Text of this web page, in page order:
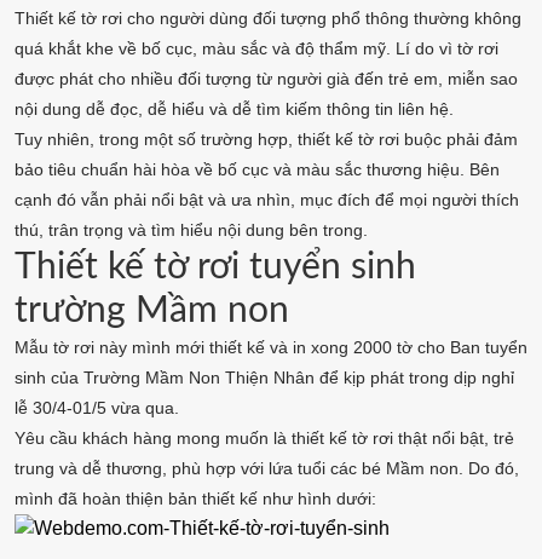
Thiết kế tờ rơi cho người dùng đối tượng phổ thông thường không
quá khắt khe về bố cục, màu sắc và độ thẩm mỹ. Lí do vì tờ rơi
được phát cho nhiều đối tượng từ người già đến trẻ em, miễn sao
nội dung dễ đọc, dễ hiểu và dễ tìm kiếm thông tin liên hệ.
Tuy nhiên, trong một số trường hợp, thiết kế tờ rơi buộc phải đảm
bảo tiêu chuẩn hài hòa về bố cục và màu sắc thương hiệu. Bên
cạnh đó vẫn phải nổi bật và ưa nhìn, mục đích để mọi người thích
thú, trân trọng và tìm hiểu nội dung bên trong.
Thiết kế tờ rơi tuyển sinh
trường Mầm non
Mẫu tờ rơi này mình mới thiết kế và in xong 2000 tờ cho Ban tuyển
sinh của Trường Mầm Non Thiện Nhân để kịp phát trong dịp nghỉ
lễ 30/4-01/5 vừa qua.
Yêu cầu khách hàng mong muốn là thiết kế tờ rơi thật nổi bật, trẻ
trung và dễ thương, phù hợp với lứa tuổi các bé Mầm non. Do đó,
mình đã hoàn thiện bản thiết kế như hình dưới: